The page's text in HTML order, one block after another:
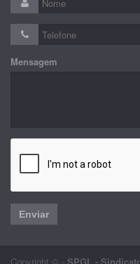
Mensagem
Enviar